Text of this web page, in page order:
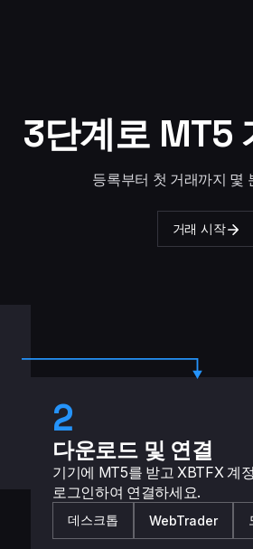
3단계로 MT5
등록부터 첫 거래까지 몇
거래 시작
2
다운로드 및 연결
기기에 MT5를 받고 XBTFX 계
로그인하여 연결하세요.
데스크톱 WebTrader